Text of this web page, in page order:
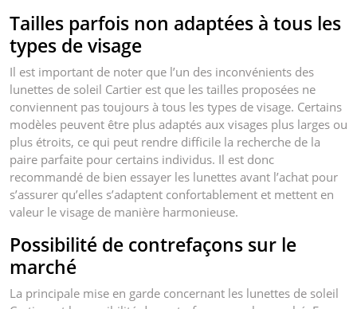
Tailles parfois non adaptées à tous les
types de visage
Il est important de noter que l’un des inconvénients des
lunettes de soleil Cartier est que les tailles proposées ne
conviennent pas toujours à tous les types de visage. Certains
modèles peuvent être plus adaptés aux visages plus larges ou
plus étroits, ce qui peut rendre difficile la recherche de la
paire parfaite pour certains individus. Il est donc
recommandé de bien essayer les lunettes avant l’achat pour
s’assurer qu’elles s’adaptent confortablement et mettent en
valeur le visage de manière harmonieuse.
Possibilité de contrefaçons sur le
marché
La principale mise en garde concernant les lunettes de soleil